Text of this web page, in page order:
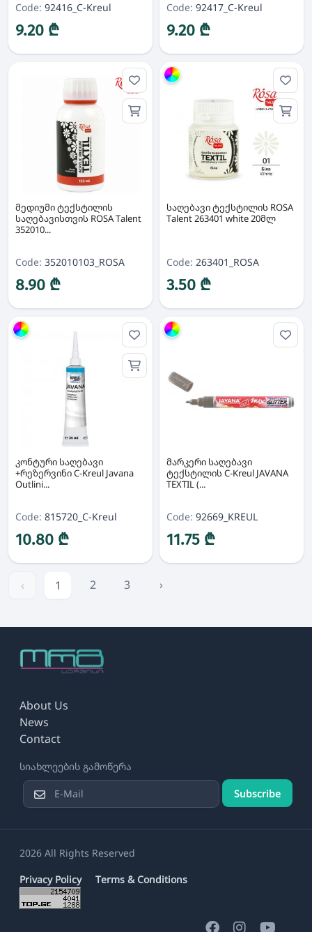
Code: 92416_C-Kreul
9.20 ₾
Code: 92417_C-Kreul
9.20 ₾
მედიუმი ტექსტილის
საღებავისთვის ROSA Talent
352010...
Code: 352010103_ROSA
8.90 ₾
საღებავი ტექსტილის ROSA
Talent 263401 white 20მლ
Code: 263401_ROSA
3.50 ₾
კონტური საღებავი
+რეზერვინი C-Kreul Javana
Outlini...
Code: 815720_C-Kreul
10.80 ₾
მარკერი საღებავი
ტექსტილის C-Kreul JAVANA
TEXTIL (...
Code: 92669_KREUL
11.75 ₾
‹ 1 2 3 ›
About Us
News
Contact
სიახლეების გამოწერა
Subscribe
2026 All Rights Reserved
Privacy Policy
Terms & Conditions